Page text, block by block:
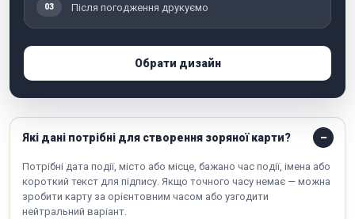
03 Після погодження друкуємо
Обрати дизайн
Які дані потрібні для створення зоряної карти?
Потрібні дата події, місто або місце, бажано час події, імена або
короткий текст для підпису. Якщо точного часу немає — можна
зробити карту за орієнтовним часом або узгодити
нейтральний варіант.